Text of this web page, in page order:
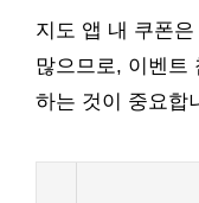
지도 앱 내 쿠폰
많으므로, 이벤트
하는 것이 중요합